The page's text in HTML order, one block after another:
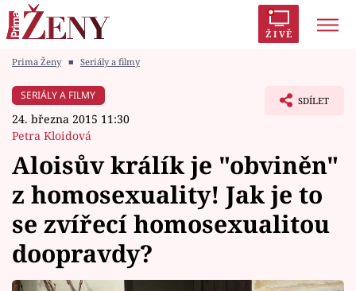
ŽIVĚ
Módní alarm
Témata
Celebrity
Vztahy
Prima Ženy ■ Seriály a filmy
SERIÁLY A FILMY
24. března 2015 11:30
Petra Kloidová
SDÍLET
Aloisův králík je "obviněn"
z homosexuality! Jak je to
se zvířecí homosexualitou
doopravdy?